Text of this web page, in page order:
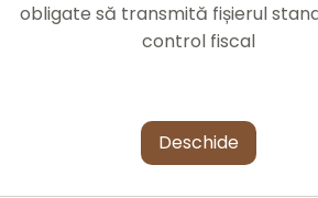
obligate să transmită fișierul
control fiscal
Deschide